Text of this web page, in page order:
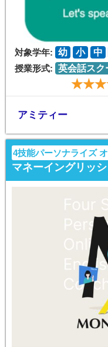
対象学年: 幼 小 中
授業形式: 英会話スク
アミティー
4技能パーソナライズ
マネーイングリッ